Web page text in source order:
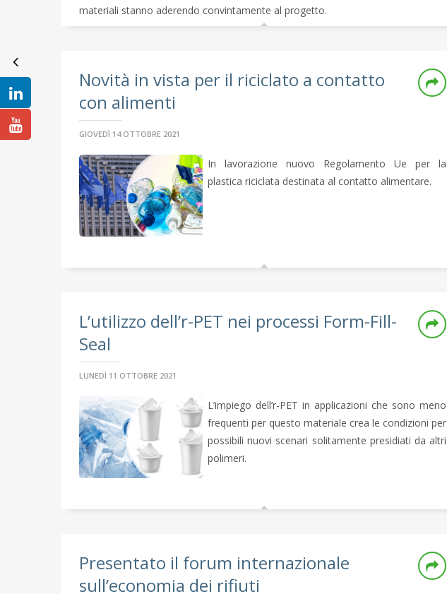
materiali stanno aderendo convintamente al progetto.
Novità in vista per il riciclato a contatto
con alimenti
GIOVEDÌ 14 OTTOBRE 2021
In lavorazione nuovo Regolamento Ue per la
plastica riciclata destinata al contatto alimentare.
L’utilizzo dell’r-PET nei processi Form-Fill-
Seal
LUNEDÌ 11 OTTOBRE 2021
L’impiego dell’r-PET in applicazioni che sono meno
frequenti per questo materiale crea le condizioni per
possibili nuovi scenari solitamente presidiati da altri
polimeri.
Presentato il forum internazionale
sull’economia dei rifiuti